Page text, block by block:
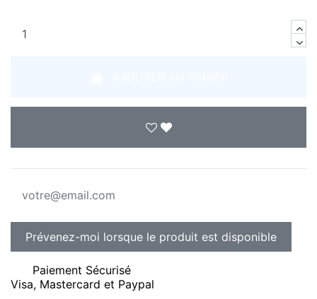
Paiement Sécurisé
Visa, Mastercard et Paypal